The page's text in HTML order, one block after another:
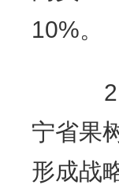
10%。
2.
宁省果
形成战